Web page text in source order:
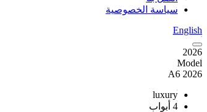
سياسة الخصوصية
English
2026
Model
2026 A6
luxury
4 أبواب